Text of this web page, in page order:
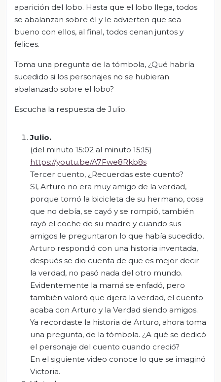
aparición del lobo. Hasta que el lobo llega, todos
se abalanzan sobre él y le advierten que sea
bueno con ellos, al final, todos cenan juntos y
felices.
Toma una pregunta de la tómbola, ¿Qué habría
sucedido si los personajes no se hubieran
abalanzado sobre el lobo?
Escucha la respuesta de Julio.
Julio.
(del minuto 15:02 al minuto 15:15)
https://youtu.be/A7Fwe8Rkb8s
Tercer cuento, ¿Recuerdas este cuento?
Sí, Arturo no era muy amigo de la verdad,
porque tomó la bicicleta de su hermano, cosa
que no debía, se cayó y se rompió, también
rayó el coche de su madre y cuando sus
amigos le preguntaron lo que había sucedido,
Arturo respondió con una historia inventada,
después se dio cuenta de que es mejor decir
la verdad, no pasó nada del otro mundo.
Evidentemente la mamá se enfadó, pero
también valoró que dijera la verdad, el cuento
acaba con Arturo y la Verdad siendo amigos.
Ya recordaste la historia de Arturo, ahora toma
una pregunta, de la tómbola. ¿A qué se dedicó
el personaje del cuento cuando creció?
En el siguiente video conoce lo que se imaginó
Victoria.